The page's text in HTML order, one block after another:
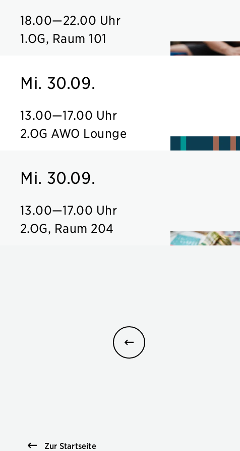
18.00—22.00 Uhr
1.OG, Raum 101
Mi. 30.09.
13.00—17.00 Uhr
2.OG AWO Lounge
Mi. 30.09.
13.00—17.00 Uhr
2.OG, Raum 204
Zur Startseite